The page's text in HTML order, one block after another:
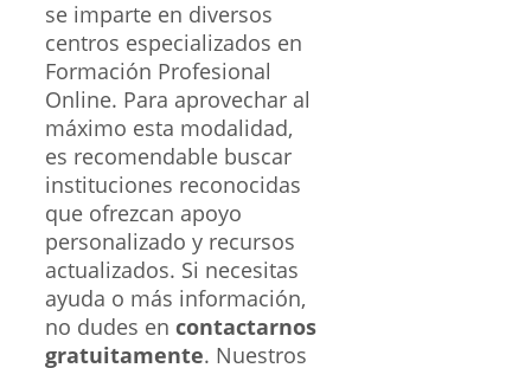
se imparte en diversos
centros especializados en
Formación Profesional
Online. Para aprovechar al
máximo esta modalidad,
es recomendable buscar
instituciones reconocidas
que ofrezcan apoyo
personalizado y recursos
actualizados. Si necesitas
ayuda o más información,
no dudes en contactarnos
gratuitamente. Nuestros